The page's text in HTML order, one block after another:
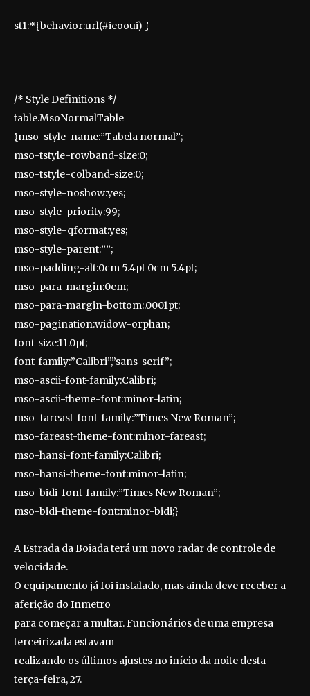
st1:*{behavior:url(#ieooui) }
/* Style Definitions */
table.MsoNormalTable
{mso-style-name:”Tabela normal”;
mso-tstyle-rowband-size:0;
mso-tstyle-colband-size:0;
mso-style-noshow:yes;
mso-style-priority:99;
mso-style-qformat:yes;
mso-style-parent:””;
mso-padding-alt:0cm 5.4pt 0cm 5.4pt;
mso-para-margin:0cm;
mso-para-margin-bottom:.0001pt;
mso-pagination:widow-orphan;
font-size:11.0pt;
font-family:”Calibri”,”sans-serif”;
mso-ascii-font-family:Calibri;
mso-ascii-theme-font:minor-latin;
mso-fareast-font-family:”Times New Roman”;
mso-fareast-theme-font:minor-fareast;
mso-hansi-font-family:Calibri;
mso-hansi-theme-font:minor-latin;
mso-bidi-font-family:”Times New Roman”;
mso-bidi-theme-font:minor-bidi;}
A Estrada da Boiada terá um novo radar de controle de
velocidade.
O equipamento já foi instalado, mas ainda deve receber a
aferição do Inmetro
para começar a multar. Funcionários de uma empresa
terceirizada estavam
realizando os últimos ajustes no início da noite desta
terça-feira, 27.